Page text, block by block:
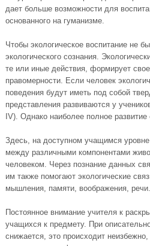
дает больше возможности для
основанного на гуманизме.
Чтобы экологическое воспитание не
экологического сознания.
те или иные действия, формирует
правомерности. Если человек
поведения будут иметь под собой
представления развиваются у
IV). Однако наиболее полное
Здесь, на доступном учащимся
между различными компонентами
человеком. Через познание данных
им также помогают экологические
мышления, памяти, воображения, речи.
Постоянное внимание учителя к
учащихся к предмету. При
снижается, это происходит